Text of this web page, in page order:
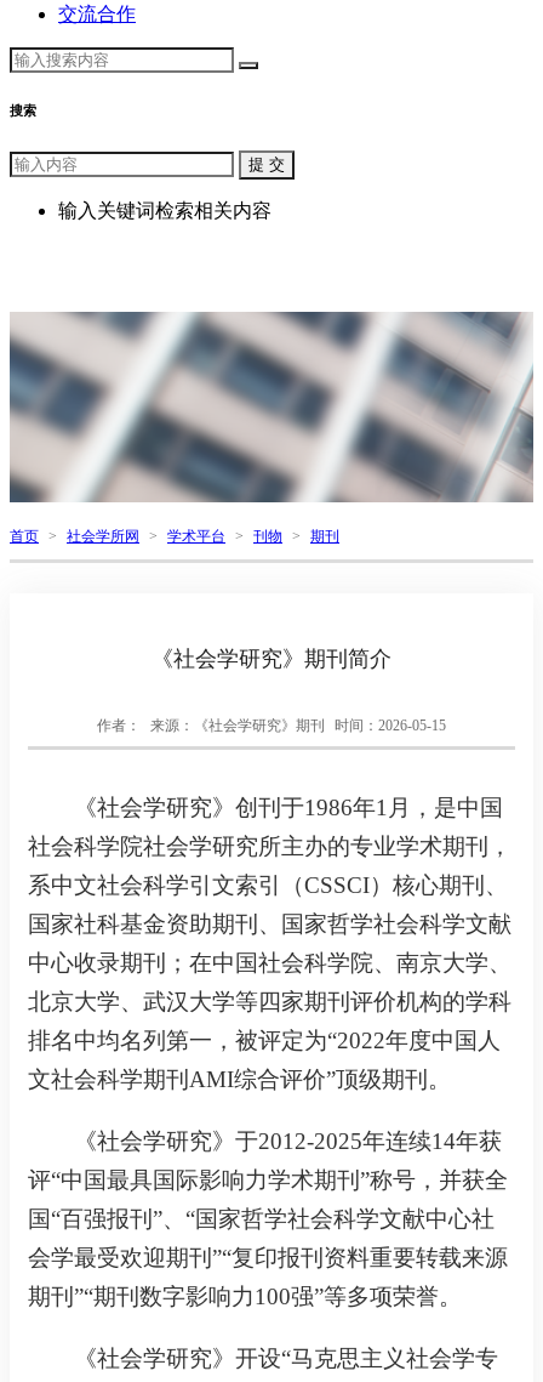
交流合作
搜索
提 交
输入关键词检索相关内容
首页 > 社会学所网 > 学术平台 > 刊物 > 期刊
《社会学研究》期刊简介
作者： 来源：《社会学研究》期刊 时间：2026-05-15
《社会学研究》创刊于1986年1月，是中国
社会科学院社会学研究所主办的专业学术期刊，
系中文社会科学引文索引（CSSCI）核心期刊、
国家社科基金资助期刊、国家哲学社会科学文献
中心收录期刊；在中国社会科学院、南京大学、
北京大学、武汉大学等四家期刊评价机构的学科
排名中均名列第一，被评定为“2022年度中国人
文社会科学期刊AMI综合评价”顶级期刊。
《社会学研究》于2012-2025年连续14年获
评“中国最具国际影响力学术期刊”称号，并获全
国“百强报刊”、 “国家哲学社会科学文献中心社
会学最受欢迎期刊 ”“复印报刊资料重要转载来源
期刊 ”“期刊数字影响力100强”等多项荣誉。
《社会学研究》 开设“马克思主义社会学专